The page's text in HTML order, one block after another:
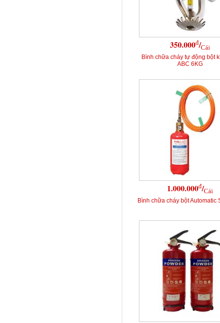
350.000đ/Cái
Bình chữa cháy tự động bột
ABC 6KG
1.000.000đ/Cái
Bình chữa cháy bột Automatic